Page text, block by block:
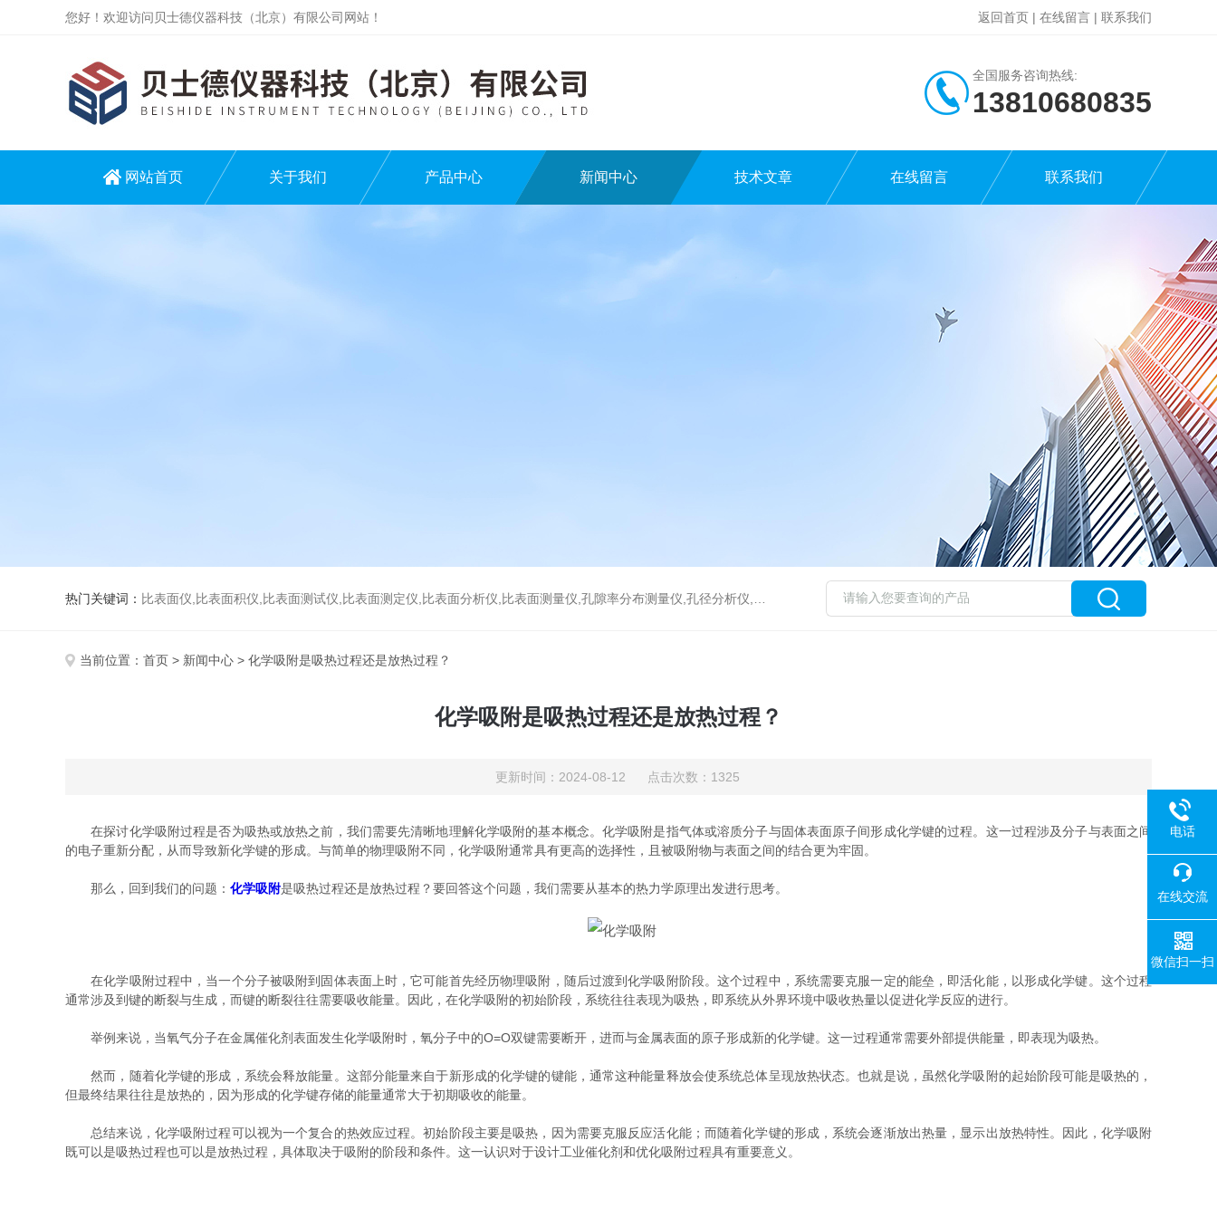
您好！欢迎访问贝士德仪器科技（北京）有限公司网站！ 返回首页 | 在线留言 | 联系我们
全国服务咨询热线:
13810680835
网站首页 关于我们 产品中心 新闻中心 技术文章 在线留言 联系我们
热门关键词： 比表面仪,比表面积仪,比表面测试仪,比表面测定仪,比表面分析仪,比表面测量仪,孔隙率分布测量仪,孔径分析仪,孔径测试仪,孔结构分析仪
当前位置： 首页 > 新闻中心 > 化学吸附是吸热过程还是放热过程？
化学吸附是吸热过程还是放热过程？
更新时间：2024-08-12 点击次数：1325
在探讨化学吸附过程是否为吸热或放热之前，我们需要先清晰地理解化学吸附的基本概念。化学吸附是指气体或溶质分子与固体表面原子间形成化学键的过程。这一过程涉及分子与表面之间
的电子重新分配，从而导致新化学键的形成。与简单的物理吸附不同，化学吸附通常具有更高的选择性，且被吸附物与表面之间的结合更为牢固。
那么，回到我们的问题： 化学吸附是吸热过程还是放热过程？要回答这个问题，我们需要从基本的热力学原理出发进行思考。
在化学吸附过程中，当一个分子被吸附到固体表面上时，它可能首先经历物理吸附，随后过渡到化学吸附阶段。这个过程中，系统需要克服一定的能垒，即活化能，以形成化学键。这个过程
通常涉及到键的断裂与生成，而键的断裂往往需要吸收能量。因此，在化学吸附的初始阶段，系统往往表现为吸热，即系统从外界环境中吸收热量以促进化学反应的进行。
举例来说，当氧气分子在金属催化剂表面发生化学吸附时，氧分子中的O=O双键需要断开，进而与金属表面的原子形成新的化学键。这一过程通常需要外部提供能量，即表现为吸热。
然而，随着化学键的形成，系统会释放能量。这部分能量来自于新形成的化学键的键能，通常这种能量释放会使系统总体呈现放热状态。也就是说，虽然化学吸附的起始阶段可能是吸热的，
但最终结果往往是放热的，因为形成的化学键存储的能量通常大于初期吸收的能量。
总结来说，化学吸附过程可以视为一个复合的热效应过程。初始阶段主要是吸热，因为需要克服反应活化能；而随着化学键的形成，系统会逐渐放出热量，显示出放热特性。因此，化学吸附
既可以是吸热过程也可以是放热过程，具体取决于吸附的阶段和条件。这一认识对于设计工业催化剂和优化吸附过程具有重要意义。
电话
在线交流
微信扫一扫